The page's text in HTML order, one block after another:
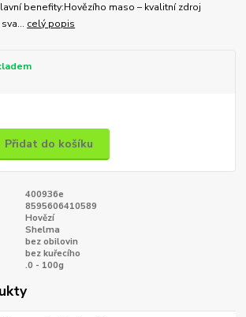
benefity:Hovězího maso – kvalitní zdroj
celý popis
Přidat do košíku
400936e
8595606410589
Hovězí
Shelma
bez obilovin
bez kuřecího
.0 - 100g